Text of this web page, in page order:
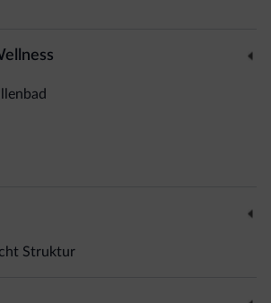
Struktur